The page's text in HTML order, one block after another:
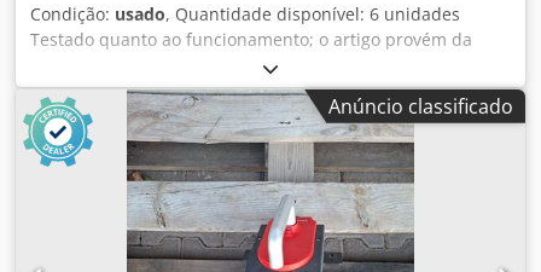
Condição: usado, Quantidade disponível: 6 unidades
Testado quanto ao funcionamento; o artigo provém da
desmontagem de instalações de um fornecedor de
componentes para a indústria automóvel Fabricante: BBH
Products GmbH Modelo: SMX31 Tipo: Módulo de
segurança para controlo de máquinas Tensão de
alimentação: 24 V DC Função: Monitorização de paragens
de emergência, portas e barreiras de luz Aprovações: EN
ISO 13849-1, SIL 3, PL e Codpszmm I Sofx Ah Asha
Interfaces: entradas e saídas seguras
Anúncio classificado